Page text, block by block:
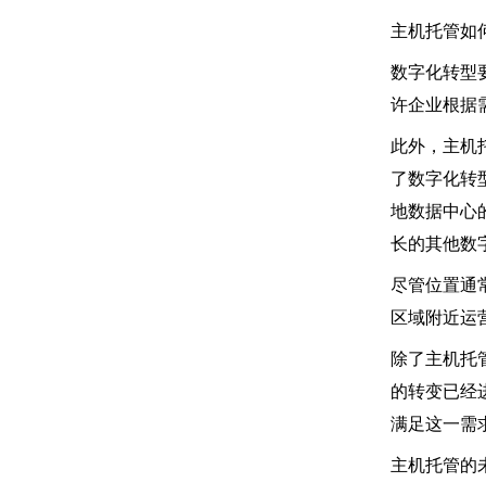
主机托管如
数字化转型
许企业根据
此外，主机
了数字化转
地数据中心
长的其他数
尽管位置通
区域附近运
除了主机托
的转变已经
满足这一需
主机托管的